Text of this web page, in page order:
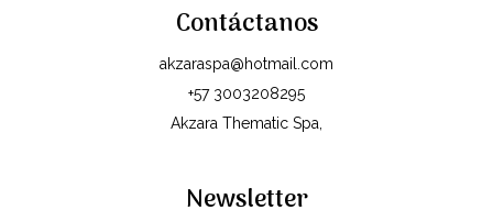
Contáctanos
akzaraspa@hotmail.com
+57 3003208295
Akzara Thematic Spa,
Newsletter